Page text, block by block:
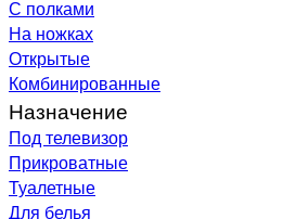
С полками
На ножках
Открытые
Комбинированные
Назначение
Под телевизор
Прикроватные
Туалетные
Для белья